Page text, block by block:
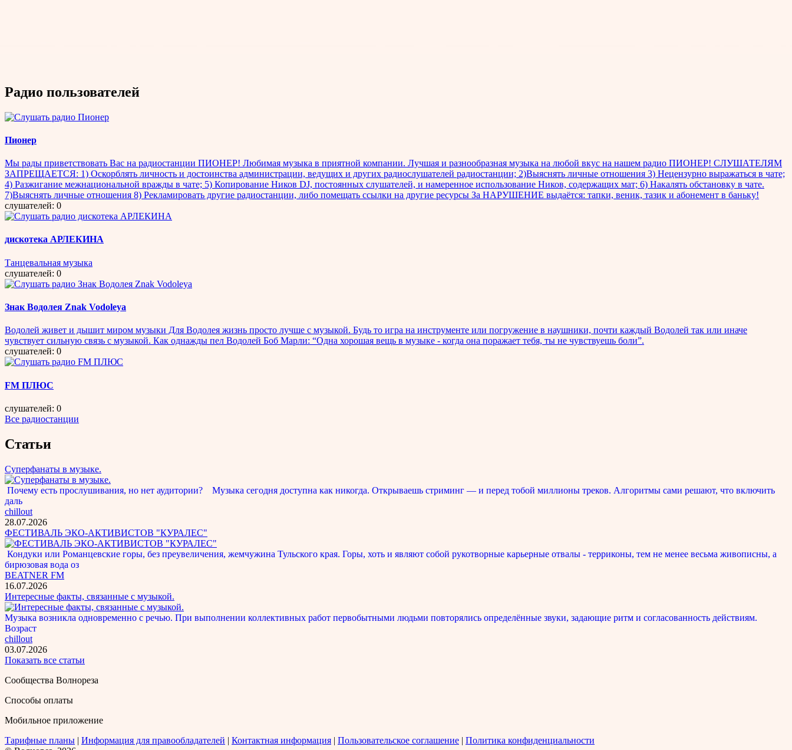
Радио пользователей
Пионер
Мы рады приветствовать Вас на радиостанции ПИОНЕР! Любимая музыка в приятной компании. Лучшая и разнообразная музыка на любой вкус на нашем радио ПИОНЕР! СЛУШАТЕЛЯМ
ЗАПРЕЩАЕТСЯ: 1) Оскорблять личность и достоинства администрации, ведущих и других радиослушателей радиостанции; 2)Выяснять личные отношения 3) Нецензурно выражаться в чате;
4) Разжигание межнациональной вражды в чате; 5) Копирование Ников DJ, постоянных слушателей, и намеренное использование Ников, содержащих мат; 6) Накалять обстановку в чате.
7)Выяснять личные отношения 8) Рекламировать другие радиостанции, либо помещать ссылки на другие ресурсы За НАРУШЕНИЕ выдаётся: тапки, веник, тазик и абонемент в баньку!
слушателей: 0
дискотека АРЛЕКИНА
Танцевальная музыка
слушателей: 0
Знак Водолея Znak Vodoleya
Водолей живет и дышит миром музыки Для Водолея жизнь просто лучше с музыкой. Будь то игра на инструменте или погружение в наушники, почти каждый Водолей так или иначе
чувствует сильную связь с музыкой. Как однажды пел Водолей Боб Марли: “Одна хорошая вещь в музыке - когда она поражает тебя, ты не чувствуешь боли”.
слушателей: 0
FM ПЛЮС
слушателей: 0
Все радиостанции
Статьи
Суперфанаты в музыке.
Почему есть прослушивания, но нет аудитории? Музыка сегодня доступна как никогда. Открываешь стриминг — и перед тобой миллионы треков. Алгоритмы сами решают, что включить
даль
chillout
28.07.2026
ФЕСТИВАЛЬ ЭКО-АКТИВИСТОВ "КУРАЛЕС"
Кондуки или Романцевские горы, без преувеличения, жемчужина Тульского края. Горы, хоть и являют собой рукотворные карьерные отвалы - терриконы, тем не менее весьма живописны, а
бирюзовая вода оз
BEATNER FM
16.07.2026
Интересные факты, связанные с музыкой.
Музыка возникла одновременно с речью. При выполнении коллективных работ первобытными людьми повторялись определённые звуки, задающие ритм и согласованность действиям.
Возраст
chillout
03.07.2026
Показать все статьи
Сообщества Волнореза
Способы оплаты
Мобильное приложение
Тарифные планы | Информация для правообладателей | Контактная информация | Пользовательское соглашение | Политика конфиденциальности